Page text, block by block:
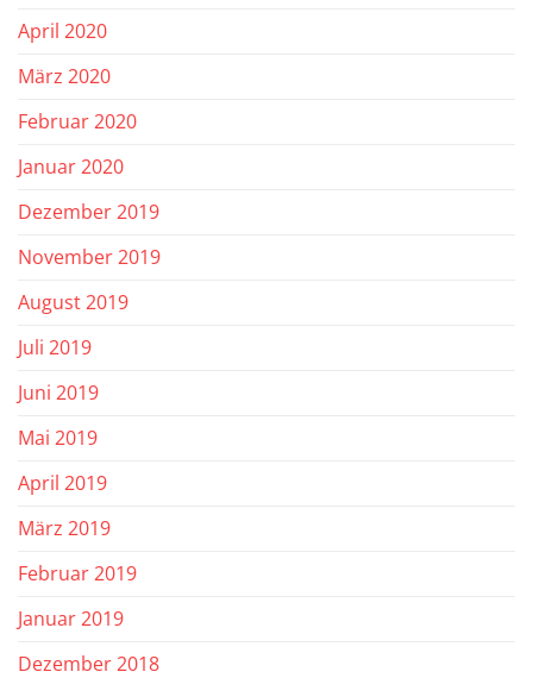
April 2020
März 2020
Februar 2020
Januar 2020
Dezember 2019
November 2019
August 2019
Juli 2019
Juni 2019
Mai 2019
April 2019
März 2019
Februar 2019
Januar 2019
Dezember 2018